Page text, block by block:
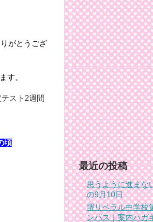
がとうござ
す。
スト2週間
頃
最近の投稿
思うように進まな
の9月10日
堺リベラル中学校
ンパス｜案内ハガ